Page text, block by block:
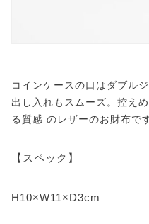
コインケースの口はダブル
出し入れもスムーズ。控え
る質感 のレザーのお財布で
【スペック】
H10×W11×D3cm